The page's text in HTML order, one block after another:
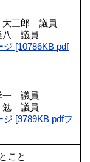
三郎 議員
議員
ジ [10786KB pdf
議員
議員
ジ [9789KB pdfフ
こと